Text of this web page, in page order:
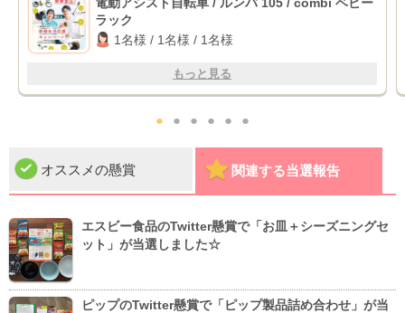
ラック
1名様 / 1名様 / 1名様
もっと見る
● ● ● ● ● ●
オススメの懸賞 関連する当選報告
エスビー食品のTwitter懸賞で「お皿＋シーズニングセ
ット」が当選しました☆
ピップのTwitter懸賞で「ピップ製品詰め合わせ」が当